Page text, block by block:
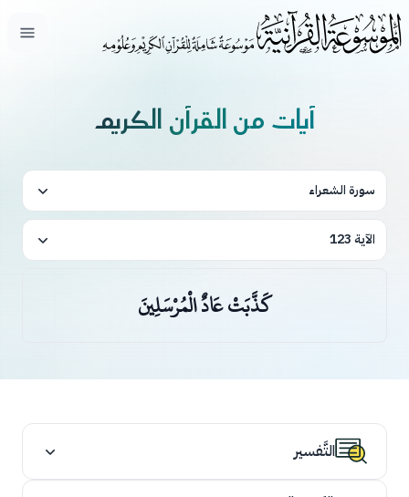
فتح
آيات من القرآن الكريم
سورة الشعراء
الآية 123
كَذَّبَتْ عَادٌ الْمُرْسَلِينَ
التَّفسير